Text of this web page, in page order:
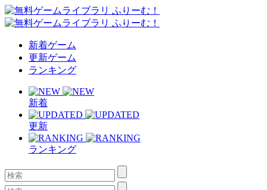
新着ゲーム
更新ゲーム
ランキング
新着
更新
ランキング